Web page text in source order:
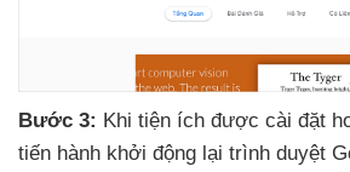
Bước 3: Khi tiện ích được cài đặt
tiến hành khởi động lại trình duyệt